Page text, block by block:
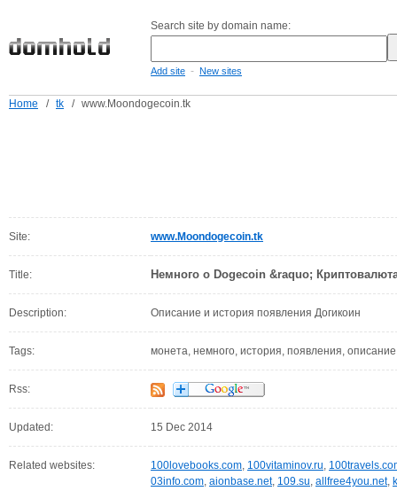
Search site by domain name:
Add site - New sites
Home / tk / www.Moondogecoin.tk
Site: www.Moondogecoin.tk
Title: Немного о Dogecoin &raquo;
Description: Описание и история появления Догикоин
Tags: монета, немного, история, появления, описание
Rss:
Updated: 15 Dec 2014
Related websites: 100lovebooks.com, 100vitaminov.ru,
03info.com, aionbase.net, 109.su, allfree4you.net,